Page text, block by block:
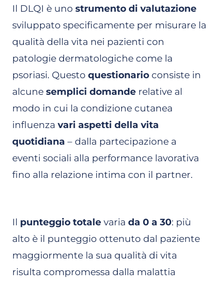
Il DLQI è uno strumento di valutazione
sviluppato specificamente per misurare la
qualità della vita nei pazienti con
patologie dermatologiche come la
psoriasi. Questo questionario consiste in
alcune semplici domande relative al
modo in cui la condizione cutanea
influenza vari aspetti della vita
quotidiana – dalla partecipazione a
eventi sociali alla performance lavorativa
fino alla relazione intima con il partner.
Il punteggio totale varia da 0 a 30: più
alto è il punteggio ottenuto dal paziente
maggiormente la sua qualità di vita
risulta compromessa dalla malattia